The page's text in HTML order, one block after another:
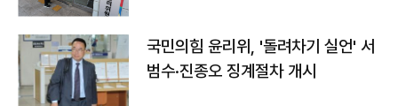
국민의힘 윤리위, '돌려차기 실언' 서
범수·진종오 징계절차 개시